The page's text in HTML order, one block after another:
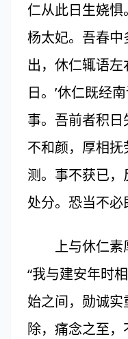
仁从此日生娆
杨太妃。吾春
出，休仁辄语左
日。’休仁既经
事。吾前者积
不和颜，厚相
测。事不获已
处分。恐当不必
上与休仁素厚
“我与建安年时
始之间，勋诚
除，痛念之至，